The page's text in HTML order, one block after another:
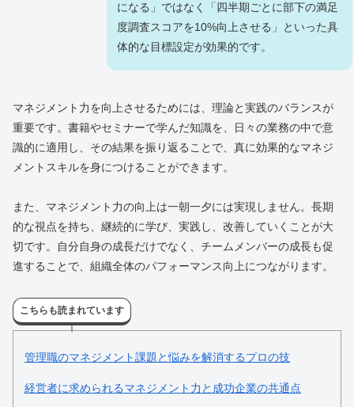
になる」ではなく「四半期ごとに部下の満足
度調査スコアを10%向上させる」といった具
体的な目標設定が効果的です。
マネジメント力を向上させるためには、理論と実践のバランスが
重要です。書籍やセミナーで学んだ知識を、日々の業務の中で意
識的に適用し、その結果を振り返ることで、真に効果的なマネジ
メントスキルを身につけることができます。
また、マネジメント力の向上は一朝一夕には実現しません。長期
的な視点を持ち、継続的に学び、実践し、改善していくことが大
切です。自分自身の成長だけでなく、チームメンバーの成長も促
進することで、組織全体のパフォーマンス向上につながります。
こちらも読まれています
管理職のマネジメント課題と悩みを解消するプロの技
経営者に求められるマネジメント力と成功企業の共通点